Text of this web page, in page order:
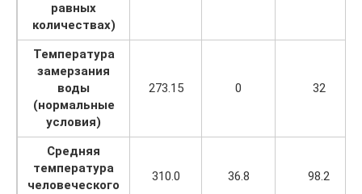
равных
количествах)
Температура
замерзания
воды
(нормальные
условия)
273.15 0 32
Средняя
температура
человеческого
310.0 36.8 98.2